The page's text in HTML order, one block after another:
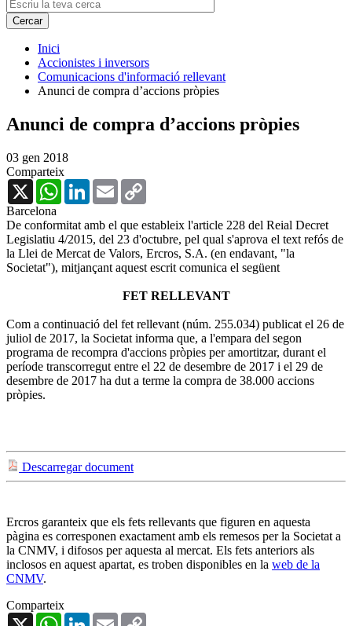
Inici
Accionistes i inversors
Comunicacions d'informació rellevant
Anunci de compra d’accions pròpies
Anunci de compra d’accions pròpies
03 gen 2018
Comparteix
X
WhatsAppLinkedInEmail
Barcelona
De conformitat amb el que estableix l'article 228 del Reial Decret
Legislatiu 4/2015, del 23 d'octubre, pel qual s'aprova el text refós de
la Llei de Mercat de Valors, Ercros, S.A. (en endavant, "la
Societat"), mitjançant aquest escrit comunica el següent
FET RELLEVANT
Com a continuació del fet rellevant (núm. 255.034) publicat el 26 de
juliol de 2017, la Societat informa que, a l'empara del segon
programa de recompra d'accions pròpies per amortitzar, durant el
període transcorregut entre el 22 de desembre de 2017 i el 29 de
desembre de 2017 ha dut a terme la compra de 38.000 accions
pròpies.
Descarregar document
Ercros garanteix que els fets rellevants que figuren en aquesta
pàgina es corresponen exactament amb els remesos per la Societat a
la CNMV, i difosos per aquesta al mercat. Els fets anteriors als
inclosos en aquest apartat, es troben disponibles en la web de la
CNMV.
Comparteix
X
WhatsAppLinkedInEmail